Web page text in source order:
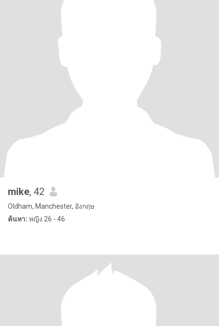
mike, 42
Oldham, Manchester, อังกฤษ
ค้นหา: หญิง 26 - 46